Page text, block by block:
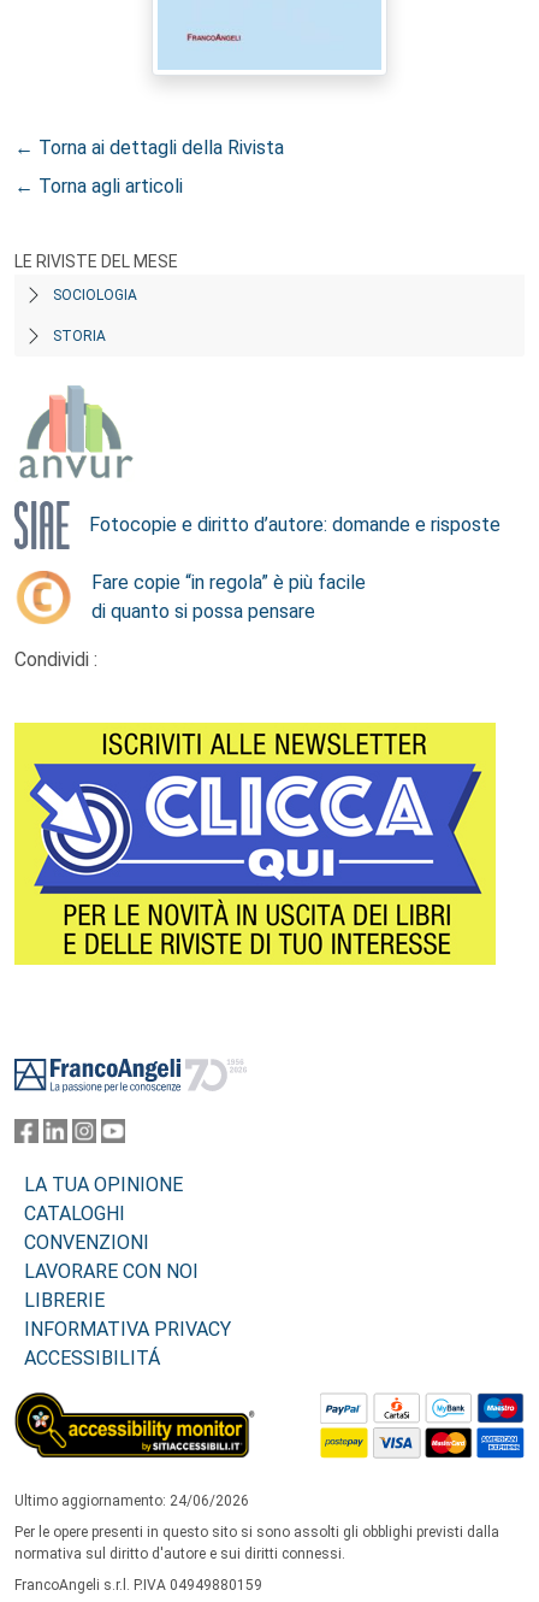
← Torna ai dettagli della Rivista
← Torna agli articoli
LE RIVISTE DEL MESE
SOCIOLOGIA
STORIA
Fotocopie e diritto d’autore: domande e risposte
Fare copie “in regola” è più facile
di quanto si possa pensare
Condividi :
LA TUA OPINIONE
CATALOGHI
CONVENZIONI
LAVORARE CON NOI
LIBRERIE
INFORMATIVA PRIVACY
ACCESSIBILITÁ
Ultimo aggiornamento: 24/06/2026
Per le opere presenti in questo sito si sono assolti gli obblighi previsti dalla
normativa sul diritto d'autore e sui diritti connessi.
FrancoAngeli s.r.l. P.IVA 04949880159